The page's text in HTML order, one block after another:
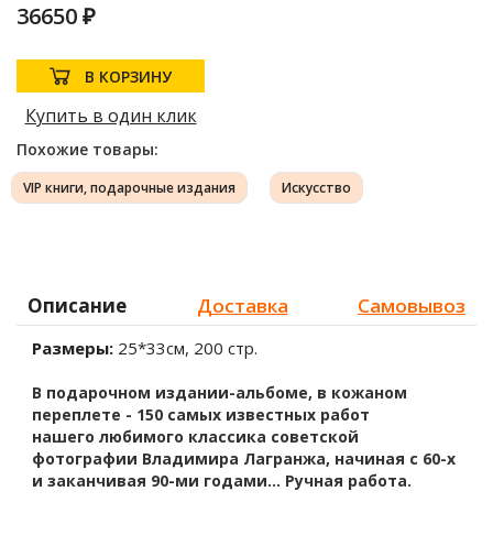
36650 ₽
В КОРЗИНУ
Купить в один клик
Похожие товары:
VIP книги, подарочные издания Искусство
Описание Доставка Самовывоз
Размеры: 25*33см, 200 стр.
В подарочном издании-альбоме, в кожаном
переплете - 150 самых известных работ
нашего любимого классика советской
фотографии Владимира Лагранжа, начиная с 60-х
и заканчивая 90-ми годами... Ручная работа.